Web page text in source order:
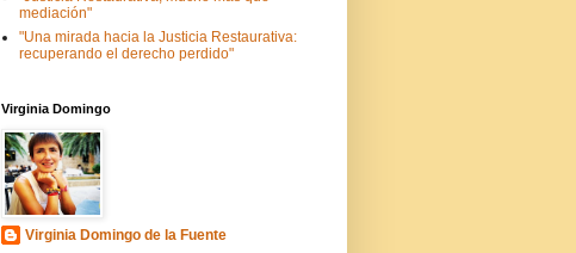
mediación"
"Una mirada hacia la Justicia Restaurativa:
recuperando el derecho perdido"
Virginia Domingo
Virginia Domingo de la Fuente